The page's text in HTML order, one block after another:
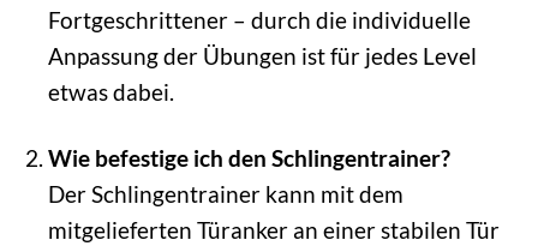
Fortgeschrittener – durch die individuelle
Anpassung der Übungen ist für jedes Level
etwas dabei.
Wie befestige ich den Schlingentrainer?
Der Schlingentrainer kann mit dem
mitgelieferten Türanker an einer stabilen Tür